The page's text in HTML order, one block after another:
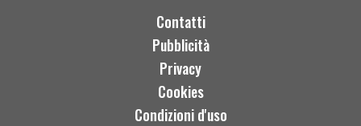
Contatti
Pubblicità
Privacy
Cookies
Condizioni d'uso